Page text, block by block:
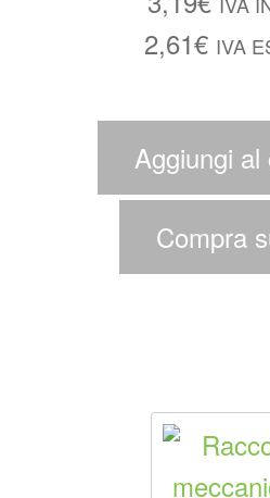
2,61€ IVA
Aggiungi al
Compra